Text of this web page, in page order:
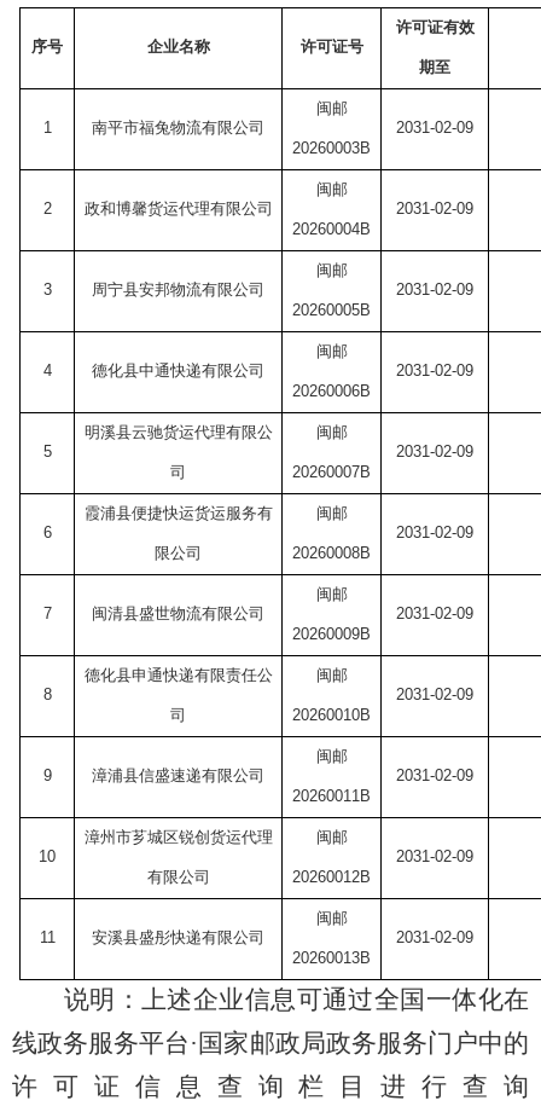
序号 企业名称 许可证号
许可证有效
期至
1 南平市福兔物流有限公司
闽邮
20260003B
2031-02-09
2 政和博馨货运代理有限公司
闽邮
20260004B
2031-02-09
3 周宁县安邦物流有限公司
闽邮
20260005B
2031-02-09
4 德化县中通快递有限公司
闽邮
20260006B
2031-02-09
5
明溪县云驰货运代理有限公
司
闽邮
20260007B
2031-02-09
6
霞浦县便捷快运货运服务有
限公司
闽邮
20260008B
2031-02-09
7 闽清县盛世物流有限公司
闽邮
20260009B
2031-02-09
8
德化县申通快递有限责任公
司
闽邮
20260010B
2031-02-09
9 漳浦县信盛速递有限公司
闽邮
20260011B
2031-02-09
10
漳州市芗城区锐创货运代理
有限公司
闽邮
20260012B
2031-02-09
11 安溪县盛彤快递有限公司
闽邮
20260013B
2031-02-09
说明：上述企业信息可通过全国一体化在
线政务服务平台·国家邮政局政务服务门户中的
许可证信息查询栏目进行查询